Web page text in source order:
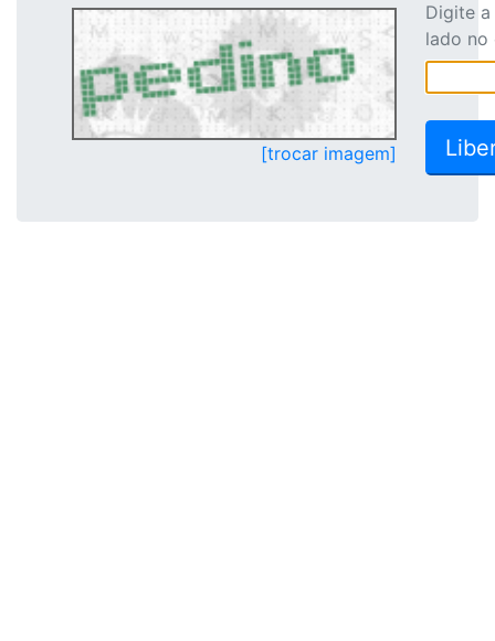
[trocar imagem]
Digite
lado no